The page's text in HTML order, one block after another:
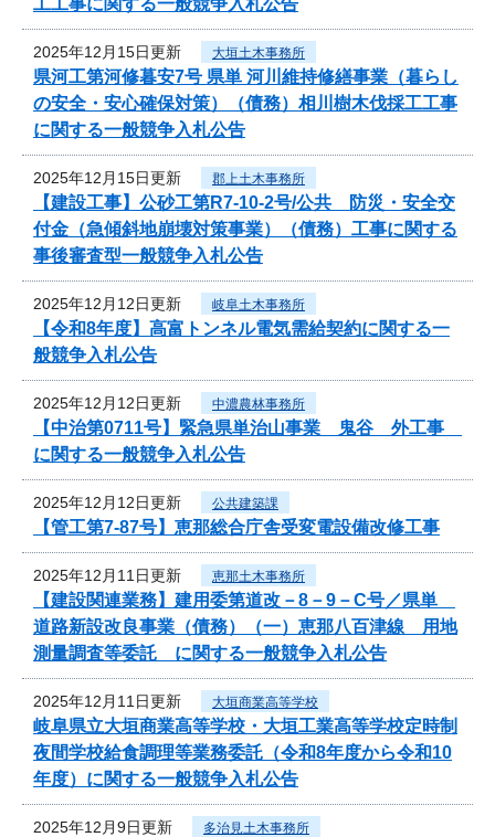
2025年12月15日更新 大垣土木事務所
県河工第河修暮安7号 県単 河川維持修繕事業（暮らし
の安全・安心確保対策）（債務）相川樹木伐採工工事
に関する一般競争入札公告
2025年12月15日更新 郡上土木事務所
【建設工事】公砂工第R7-10-2号/公共 防災・安全交
付金（急傾斜地崩壊対策事業）（債務）工事に関する
事後審査型一般競争入札公告
2025年12月12日更新 岐阜土木事務所
【令和8年度】高富トンネル電気需給契約に関する一
般競争入札公告
2025年12月12日更新 中濃農林事務所
【中治第0711号】緊急県単治山事業 鬼谷 外工事
に関する一般競争入札公告
2025年12月12日更新 公共建築課
【管工第7-87号】恵那総合庁舎受変電設備改修工事
2025年12月11日更新 恵那土木事務所
【建設関連業務】建用委第道改－8－9－C号／県単
道路新設改良事業（債務）（一）恵那八百津線 用地
測量調査等委託 に関する一般競争入札公告
2025年12月11日更新 大垣商業高等学校
岐阜県立大垣商業高等学校・大垣工業高等学校定時制
夜間学校給食調理等業務委託（令和8年度から令和10
年度）に関する一般競争入札公告
2025年12月9日更新 多治見土木事務所